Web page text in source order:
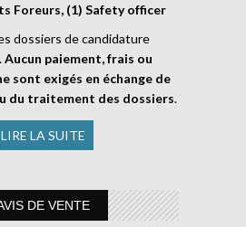
Foreurs, (1) Safety officer
dossiers de candidature
.Aucun paiement, frais ou
sont exigés en échange de
du traitement des dossiers.
LIRE LA SUITE
DE VENTE